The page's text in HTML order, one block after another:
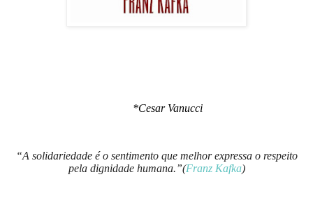
*Cesar Vanucci
“A solidariedade é o sentimento que melhor expressa o respeito
pela dignidade humana.”(Franz Kafka)